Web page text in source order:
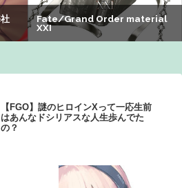
【FGO】謎のヒロインXって一応生前
はあんなドシリアスな人生歩んでた
の？